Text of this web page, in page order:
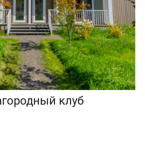
клуб